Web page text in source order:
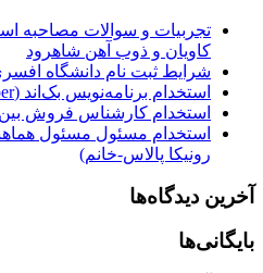
تجربیات و سوالات مصاحبه
کاویان و ذوب آهن شاهرود
شرایط ثبت نام دانشگاه افسری ارتش
استخدام برنامه‌نویس بک‌اند (Backend Developer-شیراز)
استخدام کارشناس فروش
استخدام مسئول مسئول
رونیکا پالاس-خانم)
آخرین دیدگاه‌ها
بایگانی‌ها